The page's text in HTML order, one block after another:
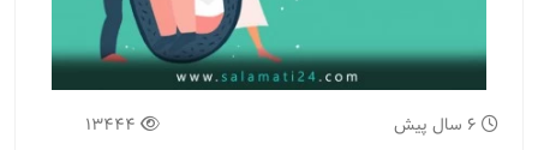
6 سال پیش 13444